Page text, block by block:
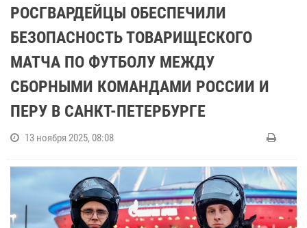
РОСГВАРДЕЙЦЫ ОБЕСПЕЧИЛИ
БЕЗОПАСНОСТЬ ТОВАРИЩЕСКОГО
МАТЧА ПО ФУТБОЛУ МЕЖДУ
СБОРНЫМИ КОМАНДАМИ РОССИИ И
ПЕРУ В САНКТ-ПЕТЕРБУРГЕ
13 ноября 2025, 08:08